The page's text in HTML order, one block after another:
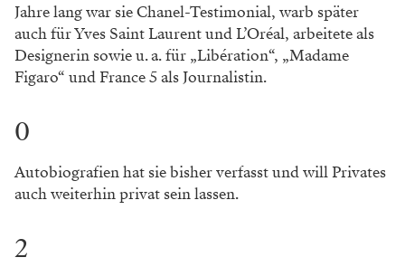
Jahre lang war sie Chanel-Testimonial, warb später
auch für Yves Saint Laurent und L’Oréal, arbeitete als
Designerin sowie u. a. für „Libération“, „Madame
Figaro“ und France 5 als Journalistin.
0
Autobiografien hat sie bisher verfasst und will Privates
auch weiterhin privat sein lassen.
2